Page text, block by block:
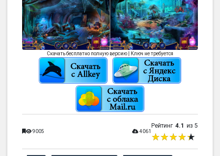
Скачать бесплатно полную версию | Ключ не требуется
9005 4061
Рейтинг 4.1 из 5